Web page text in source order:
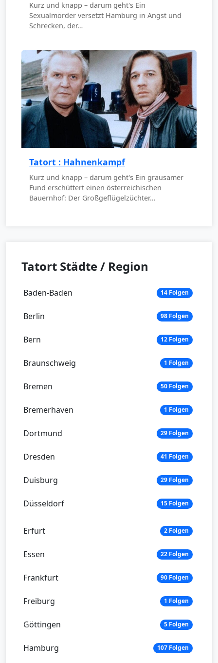
Kurz und knapp – darum geht's Ein
Sexualmörder versetzt Hamburg in Angst und
Schrecken, der…
Tatort : Hahnenkampf
Kurz und knapp – darum geht's Ein grausamer
Fund erschüttert einen österreichischen
Bauernhof: Der Großgeflügelzüchter…
Tatort Städte / Region
Baden-Baden 14 Folgen
Berlin 98 Folgen
Bern 12 Folgen
Braunschweig 1 Folgen
Bremen 50 Folgen
Bremerhaven 1 Folgen
Dortmund 29 Folgen
Dresden 41 Folgen
Duisburg 29 Folgen
Düsseldorf 15 Folgen
Erfurt 2 Folgen
Essen 22 Folgen
Frankfurt 90 Folgen
Freiburg 1 Folgen
Göttingen 5 Folgen
Hamburg 107 Folgen